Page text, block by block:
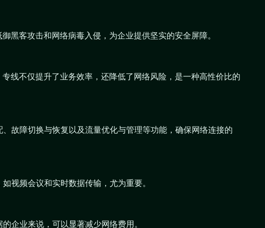
黑客攻击和网络病毒入侵，为企业提供坚实的安全屏障。
线不仅提升了业务效率，还降低了网络风险，是一种高性价比的
故障切换与恢复以及流量优化与管理等功能，确保网络连接的
视频会议和实时数据传输，尤为重要。
企业来说，可以显著减少网络费用。